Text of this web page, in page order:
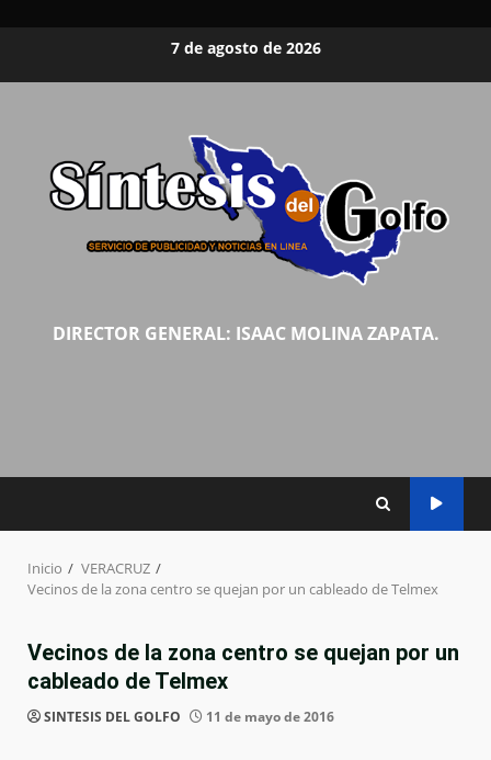
7 de agosto de 2026
DIRECTOR GENERAL: ISAAC MOLINA ZAPATA.
Inicio
VERACRUZ
Vecinos de la zona centro se quejan por un cableado de Telmex
Vecinos de la zona centro se quejan por un
cableado de Telmex
SINTESIS DEL GOLFO 11 de mayo de 2016